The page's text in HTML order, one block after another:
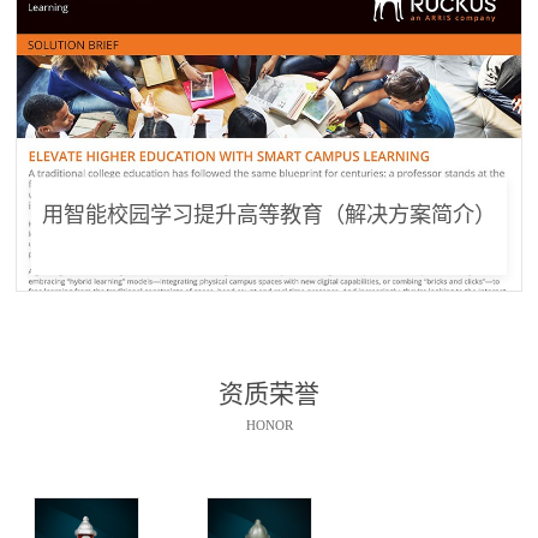
用智能校园学习提升高等教育（解决方案简介）
资质荣誉
HONOR